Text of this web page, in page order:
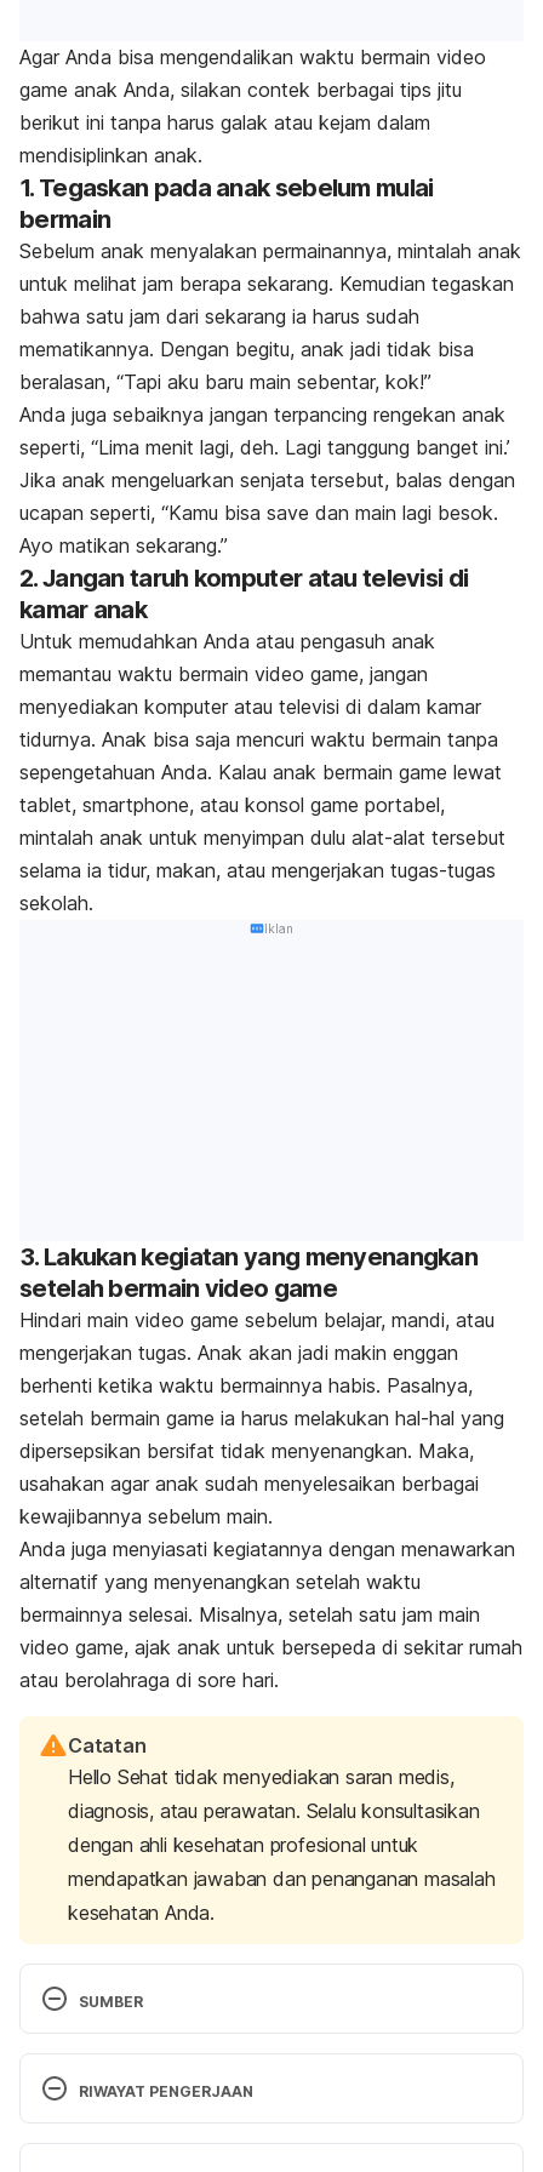
Agar Anda bisa mengendalikan waktu bermain video
game anak Anda, silakan contek berbagai tips jitu
berikut ini tanpa harus galak atau kejam dalam
mendisiplinkan anak.
1. Tegaskan pada anak sebelum mulai
bermain
Sebelum anak menyalakan permainannya, mintalah anak
untuk melihat jam berapa sekarang. Kemudian tegaskan
bahwa satu jam dari sekarang ia harus sudah
mematikannya. Dengan begitu, anak jadi tidak bisa
beralasan, “Tapi aku baru main sebentar, kok!”
Anda juga sebaiknya jangan terpancing rengekan anak
seperti, “Lima menit lagi, deh. Lagi tanggung banget ini.’
Jika anak mengeluarkan senjata tersebut, balas dengan
ucapan seperti, “Kamu bisa save dan main lagi besok.
Ayo matikan sekarang.”
2. Jangan taruh komputer atau televisi di
kamar anak
Untuk memudahkan Anda atau pengasuh anak
memantau waktu bermain video game, jangan
menyediakan komputer atau televisi di dalam kamar
tidurnya. Anak bisa saja mencuri waktu bermain tanpa
sepengetahuan Anda. Kalau anak bermain game lewat
tablet, smartphone, atau konsol game portabel,
mintalah anak untuk menyimpan dulu alat-alat tersebut
selama ia tidur, makan, atau mengerjakan tugas-tugas
sekolah.
Iklan
3. Lakukan kegiatan yang menyenangkan
setelah bermain video game
Hindari main video game sebelum belajar, mandi, atau
mengerjakan tugas. Anak akan jadi makin enggan
berhenti ketika waktu bermainnya habis. Pasalnya,
setelah bermain game ia harus melakukan hal-hal yang
dipersepsikan bersifat tidak menyenangkan. Maka,
usahakan agar anak sudah menyelesaikan berbagai
kewajibannya sebelum main.
Anda juga menyiasati kegiatannya dengan menawarkan
alternatif yang menyenangkan setelah waktu
bermainnya selesai. Misalnya, setelah satu jam main
video game, ajak anak untuk bersepeda di sekitar rumah
atau berolahraga di sore hari.
Catatan
Hello Sehat tidak menyediakan saran medis,
diagnosis, atau perawatan. Selalu konsultasikan
dengan ahli kesehatan profesional untuk
mendapatkan jawaban dan penanganan masalah
kesehatan Anda.
SUMBER
Teens and Video Games: How Much is Too Much?
http://www.livescience.com/22281-teens-video-
games-health-risks.html
RIWAYAT PENGERJAAN